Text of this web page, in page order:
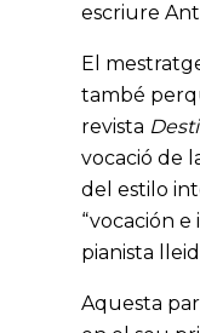
escriure
El
també
revista
vocació de
del estilo
“vocación
pianista
Aquesta